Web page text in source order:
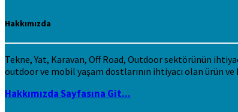
Hakkımızda
Tekne, Yat, Karavan, Off Road, Outdoor sektörünün
outdoor ve mobil yaşam dostlarının ihtiyacı olan ürün
Hakkımızda Sayfasına Git...